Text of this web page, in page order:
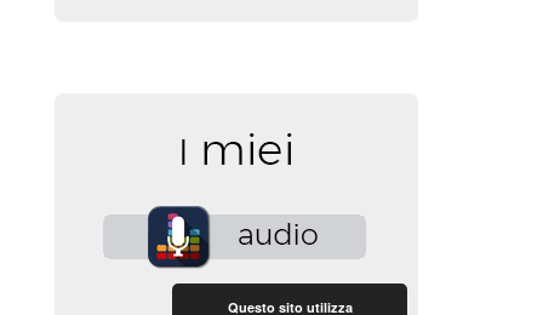
Questo sito utilizza